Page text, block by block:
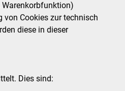
Warenkorbfunktion)
von Cookies zur technisch
diese in dieser
Dies sind: